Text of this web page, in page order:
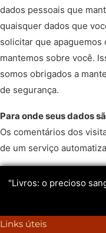
dados pessoais que
quaisquer dados que
solicitar que apaguemos
mantemos sobre você.
somos obrigados a
de segurança.
Para onde seus dados
Os comentários dos
de um serviço
"Livros: o precioso
Links úteis